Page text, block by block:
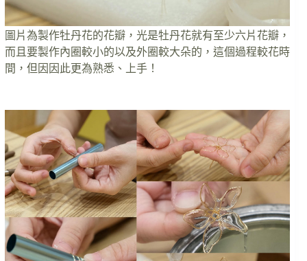
圖片為製作牡丹花的花瓣，光是牡丹花就有至少六片花瓣，
而且要製作內圈較小的以及外圈較大朵的，這個過程較花時
間，但因因此更為熟悉、上手！